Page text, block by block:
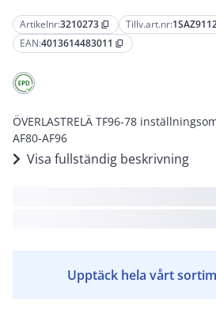
Artikelnr:3210273 content_copy Tillv.art.nr:
EAN:4013614483011 content_copy
ÖVERLASTRELÄ TF96-78
AF80-AF96
Visa fullständig beskrivning
Upptäck hela vårt